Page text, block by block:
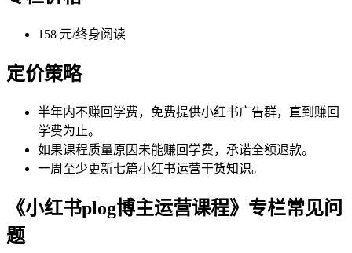
158 元/终身阅读
定价策略
半年内不赚回学费，免费提供小红书广告群，直到赚回
学费为止。
如果课程质量原因未能赚回学费，承诺全额退款。
一周至少更新七篇小红书运营干货知识。
《小红书plog博主运营课程》专栏常见问
题